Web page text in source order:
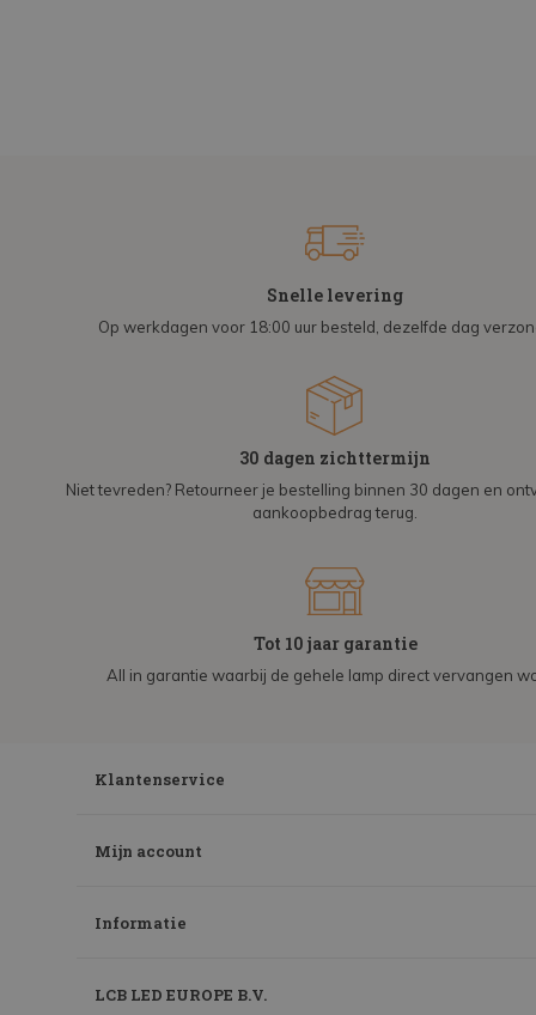
Snelle levering
Op werkdagen voor 18:00 uur besteld, dezelfde dag
30 dagen zichttermijn
Niet tevreden? Retourneer je bestelling binnen 30 dagen en
aankoopbedrag terug.
Tot 10 jaar garantie
All in garantie waarbij de gehele lamp direct vervangen
Klantenservice
Mijn account
Informatie
LCB LED EUROPE B.V.